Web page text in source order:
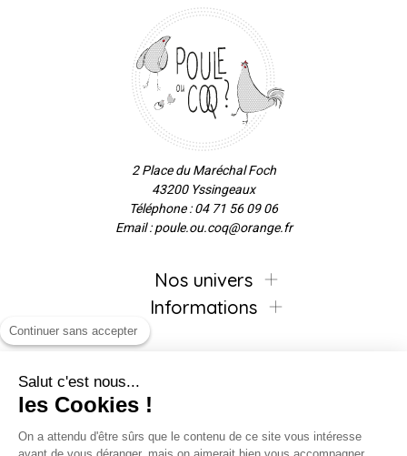
2 Place du Maréchal Foch
43200 Yssingeaux
Téléphone : 04 71 56 09 06
Email : poule.ou.coq@orange.fr
Nos univers
Informations
Inscrivez-vous à la newsletter !
Continuer sans accepter
Salut c'est nous...
les Cookies !
On a attendu d'être sûrs que le contenu de ce site vous intéresse